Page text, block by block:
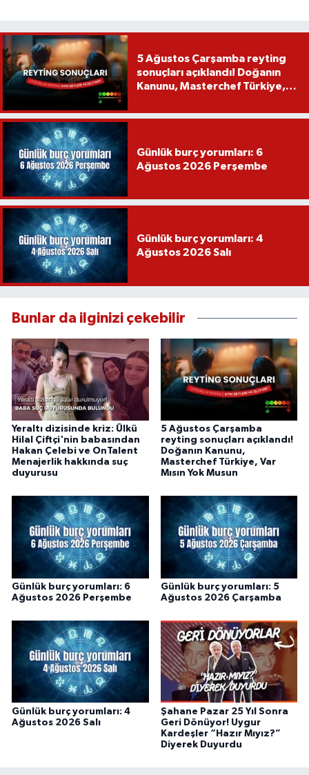
5 Ağustos Çarşamba reyting
sonuçları açıklandı! Doğanın
Kanunu, Masterchef Türkiye,
Günlük burç yorumları: 6
Ağustos 2026 Perşembe
Günlük burç yorumları: 4
Ağustos 2026 Salı
Bunlar da ilginizi çekebilir
Yeraltı dizisinde kriz: Ülkü
Hilal Çiftçi'nin babasından
Hakan Çelebi ve OnTalent
Menajerlik hakkında suç
duyurusu
5 Ağustos Çarşamba
reyting sonuçları açıklandı!
Doğanın Kanunu,
Masterchef Türkiye, Var
Mısın Yok Musun
Günlük burç yorumları: 6
Ağustos 2026 Perşembe
Günlük burç yorumları: 5
Ağustos 2026 Çarşamba
Günlük burç yorumları: 4
Ağustos 2026 Salı
Şahane Pazar 25 Yıl Sonra
Geri Dönüyor! Uygur
Kardeşler “Hazır Mıyız?”
Diyerek Duyurdu